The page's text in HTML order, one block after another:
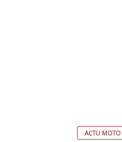
ACTU MOTO